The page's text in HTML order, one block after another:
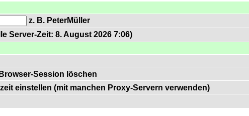
z. B. PeterMüller
Server-Zeit: 8. August 2026 7:06)
Session löschen
einstellen (mit manchen Proxy-Servern verwenden)